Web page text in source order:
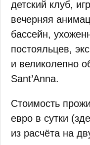
детский клуб,
вечерняя
бассейн,
постояльцев,
и великолепно
Sant’Anna.
Стоимость
евро в сутки
из расчёта на